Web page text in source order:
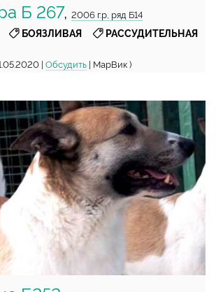
Б 267, 2006 г.р, ряд Б14
БОЯЗЛИВАЯ, РАССУДИТЕЛЬНАЯ
| Обсудить | МарВик )